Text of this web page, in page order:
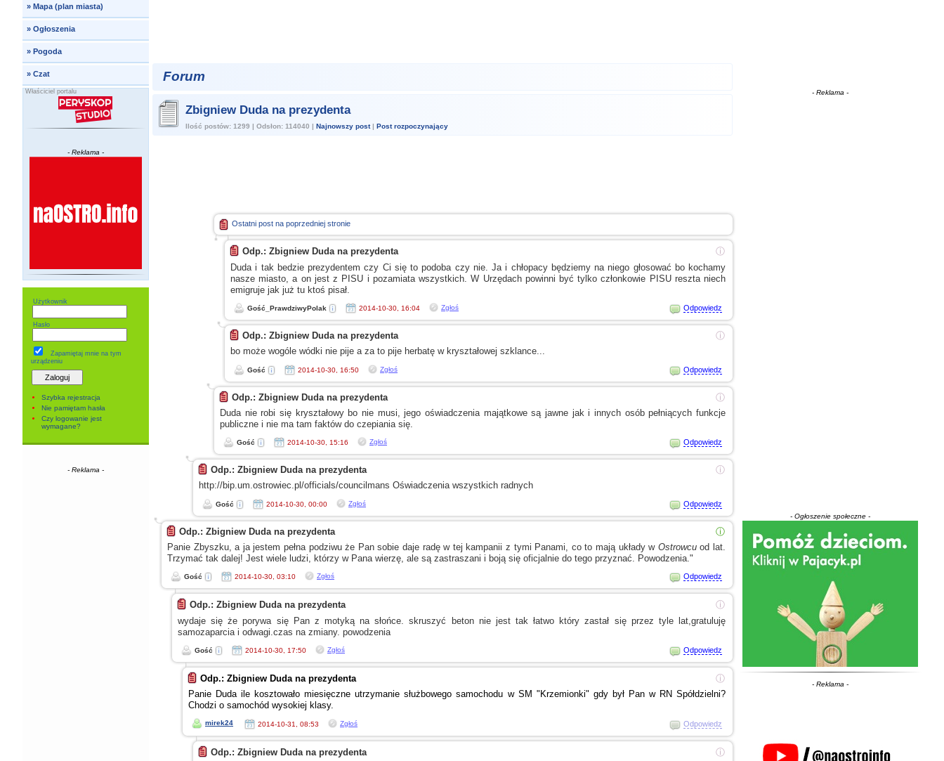
» Mapa (plan miasta)
» Ogłoszenia
» Pogoda
» Czat
Właściciel portalu
- Reklama -
Użytkownik
Hasło
Zapamiętaj mniena tym
urządzeniu
Szybka rejestracja
Nie pamiętam hasła
Czy logowanie jest
wymagane?
- Reklama -
Forum
Zbigniew Duda na prezydenta
Ilość postów: 1299 | Odsłon: 114040 | Najnowszy post| Post rozpoczynający
Ostatni post na poprzedniej stronie
ⓘ
Odp.: Zbigniew Duda na prezydenta
Dudai tak bedzie prezydentem czy Ci się to podoba czy nie. Jai chłopacybędziemy na niego głosować bo kochamy
nasze miasto,a onjestz PISU i pozamiatawszystkich.W Urzędachpowinni być tylko członkowie PISU reszta niech
emigruje jak już tu ktoś pisał.
Gość_PrawdziwyPolak 2014-10-30, 16:04 Zgłoś Odpowiedz
ⓘ
Odp.: Zbigniew Duda na prezydenta
bo może wogóle wódki nie pije a zato pije herbatę w kryształowej szklance...
Gość 2014-10-30, 16:50 Zgłoś Odpowiedz
ⓘ
Odp.: Zbigniew Duda na prezydenta
Duda nie robi się kryształowy bo nie musi, jego oświadczenia majątkowe są jawne jaki innych osób pełniących funkcje
publiczne i nie ma tam faktów do czepiania się.
Gość 2014-10-30, 15:16 Zgłoś Odpowiedz
ⓘ
Odp.: Zbigniew Duda na prezydenta
http://bip.um.ostrowiec.pl/officials/councilmans Oświadczenia wszystkich radnych
Gość 2014-10-30, 00:00 Zgłoś Odpowiedz
ⓘ
Odp.: Zbigniew Duda na prezydenta
Panie Zbyszku,a jajestem pełna podziwu że Pan sobie daje radęw tej kampaniiz tymi Panami, co to mają układyw Ostrowcuod lat.
Trzymać tak dalej! Jest wiele ludzi, którzy w Panawierzę, ale są zastraszani i bojąsię oficjalnie do tego przyznać. Powodzenia."
Gość 2014-10-30, 03:10 Zgłoś Odpowiedz
ⓘ
Odp.: Zbigniew Duda na prezydenta
wydaje się że porywa się Pan z motyką na słońce. skruszyć beton nie jest tak łatwo który zastał się przez tyle lat,gratuluję
samozaparcia i odwagi.czas na zmiany. powodzenia
Gość 2014-10-30, 17:50 Zgłoś Odpowiedz
ⓘ
Odp.: Zbigniew Duda na prezydenta
Panie Duda ile kosztowało miesięczne utrzymanie służbowego samochodu w SM "Krzemionki" gdy był Pan w RN Spółdzielni?
Chodzi o samochód wysokiej klasy.
mirek24 2014-10-31, 08:53 Zgłoś Odpowiedz
ⓘ
Odp.: Zbigniew Duda na prezydenta
- Reklama -
- Ogłoszenie społeczne -
- Reklama -